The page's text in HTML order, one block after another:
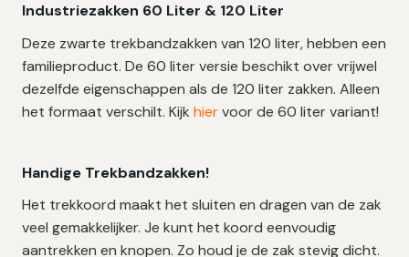
Industriezakken 60 Liter & 120 Liter
Deze zwarte trekbandzakken van 120 liter, hebben een
familieproduct. De 60 liter versie beschikt over vrijwel
dezelfde eigenschappen als de 120 liter zakken. Alleen
het formaat verschilt. Kijk hiervoor de 60 liter variant!
Handige Trekbandzakken!
Het trekkoord maakt het sluiten en dragen van de zak
veel gemakkelijker. Je kunt het koord eenvoudig
aantrekken en knopen. Zo houd je de zak stevig dicht.